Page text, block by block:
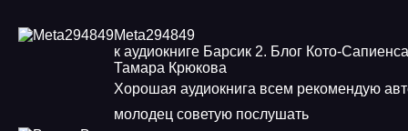
Meta294849
к аудиокниге Барсик 2. Блог Кото-
Тамара Крюкова
Хорошая аудиокнига всем рекомендую
молодец советую послушать